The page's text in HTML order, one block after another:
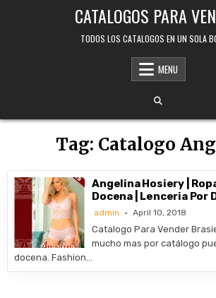
CATALOGOS PARA
TODOS LOS CATALOGOS EN UN SOLA
MENU
Tag: Catalogo
Angelina Hosiery |
Docena | Lenceria Por
admin April 10, 2018
Catalogo Para Vender
mucho mas por catálogo
docena. Fashion…